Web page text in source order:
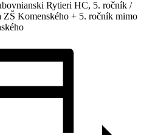
Rytieri HC, 5. ročník /
ZŠ Komenského + 5. ročník mimo